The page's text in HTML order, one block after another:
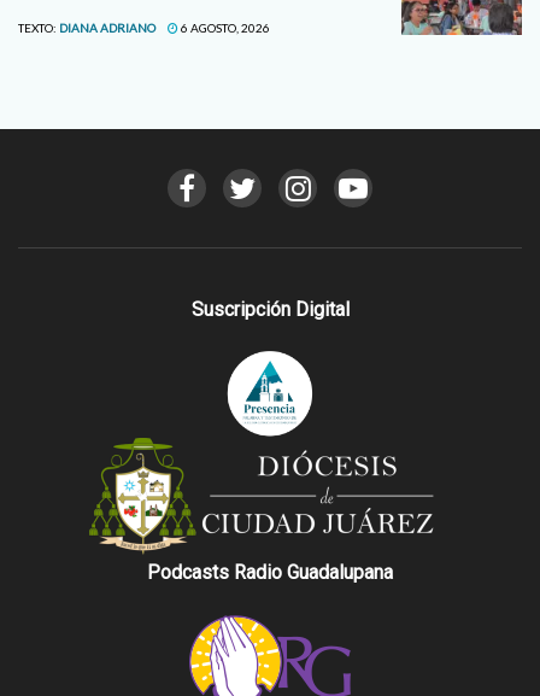
TEXTO: DIANA ADRIANO 6 AGOSTO, 2026
Suscripción Digital
Podcasts Radio Guadalupana